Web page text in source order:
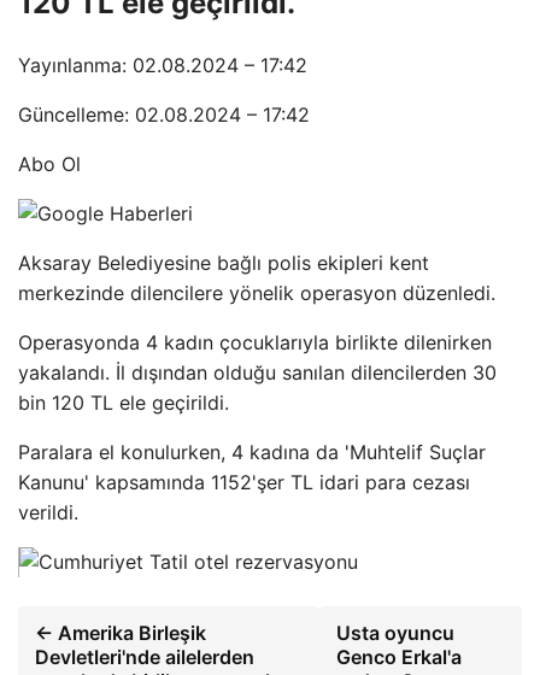
Yayınlanma: 02.08.2024 – 17:42
Güncelleme: 02.08.2024 – 17:42
Abo Ol
Aksaray Belediyesine bağlı polis ekipleri kent
merkezinde dilencilere yönelik operasyon düzenledi.
Operasyonda 4 kadın çocuklarıyla birlikte dilenirken
yakalandı. İl dışından olduğu sanılan dilencilerden 30
bin 120 TL ele geçirildi.
Paralara el konulurken, 4 kadına da 'Muhtelif Suçlar
Kanunu' kapsamında 1152'şer TL idari para cezası
verildi.
← Amerika Birleşik
Devletleri'nde ailelerden
Usta oyuncu
Genco Erkal'a